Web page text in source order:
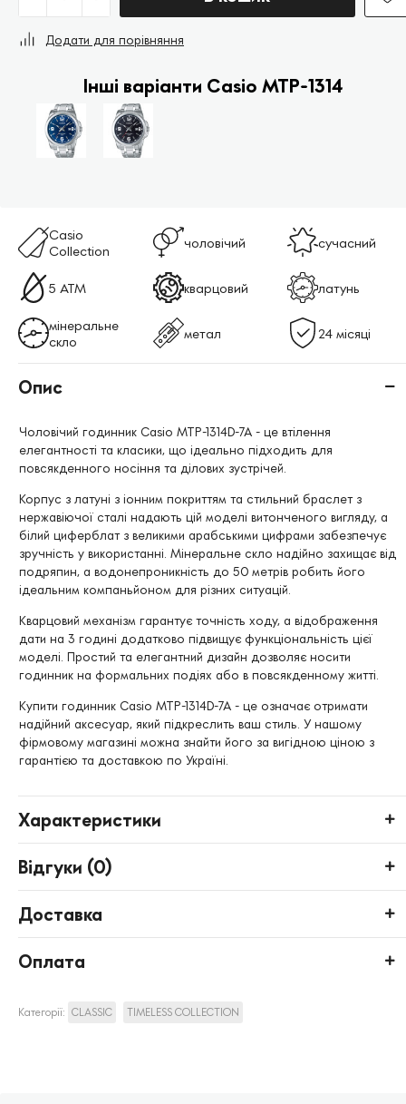
Додати для порівняння
Інші варіанти Casio MTP-1314
Casio
Collection
чоловічий сучасний
5 ATM кварцовий латунь
мінеральне
скло
метал 24 місяці
Опис
Чоловічий годинник Casio MTP-1314D-7A - це втілення
елегантності та класики, що ідеально підходить для
повсякденного носіння та ділових зустрічей.
Корпус з латуні з іонним покриттям та стильний браслет з
нержавіючої сталі надають цій моделі витонченого вигляду, а
білий циферблат з великими арабськими цифрами забезпечує
зручність у використанні. Мінеральне скло надійно захищає від
подряпин, а водонепроникність до 50 метрів робить його
ідеальним компаньйоном для різних ситуацій.
Кварцовий механізм гарантує точність ходу, а відображення
дати на 3 годині додатково підвищує функціональність цієї
моделі. Простий та елегантний дизайн дозволяє носити
годинник на формальних подіях або в повсякденному житті.
Купити годинник Casio MTP-1314D-7A - це означає отримати
надійний аксесуар, який підкреслить ваш стиль. У нашому
фірмовому магазині можна знайти його за вигідною ціною з
гарантією та доставкою по Україні.
Характеристики
Відгуки (0)
Доставка
Оплата
Категорії: CLASSIC TIMELESS COLLECTION